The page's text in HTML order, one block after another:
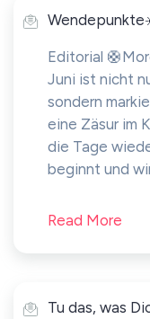
Editorial
Juni ist nicht
sondern
eine Zäsur im
die Tage
beginnt und
Read More
Tu das, was